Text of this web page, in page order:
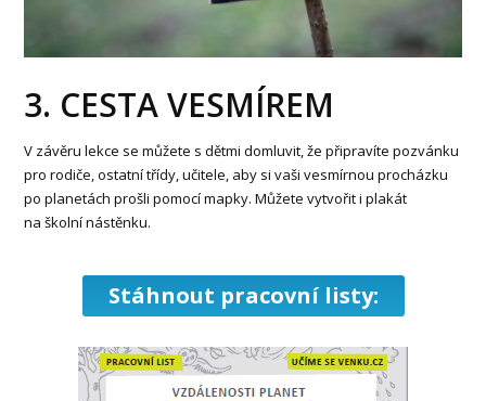
3. CESTA VESMÍREM
V závěru lekce se můžete s dětmi domluvit, že připravíte pozvánku
pro rodiče, ostatní třídy, učitele, aby si vaši vesmírnou procházku
po planetách prošli pomocí mapky. Můžete vytvořit i plakát
na školní nástěnku.
Stáhnout pracovní listy: